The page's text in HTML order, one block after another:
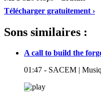
Télécharger gratuitement ›
Sons similaires :
A call to build the
01:47 - SACEM |